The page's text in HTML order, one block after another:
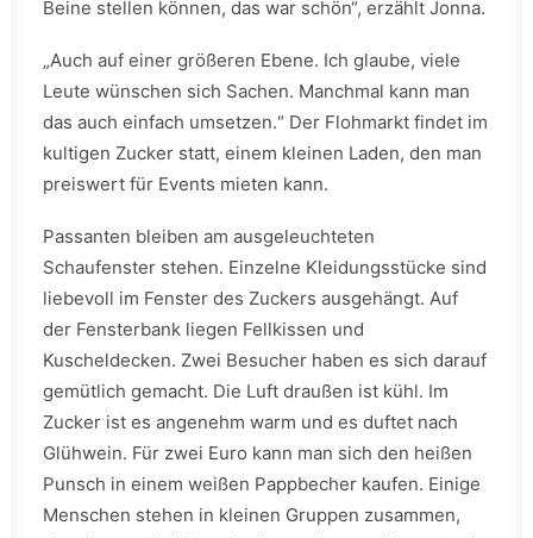
Beine stellen können, das war schön“, erzählt Jonna.
„Auch auf einer größeren Ebene. Ich glaube, viele
Leute wünschen sich Sachen. Manchmal kann man
das auch einfach umsetzen.“ Der Flohmarkt findet im
kultigen Zucker statt, einem kleinen Laden, den man
preiswert für Events mieten kann.
Passanten bleiben am ausgeleuchteten
Schaufenster stehen. Einzelne Kleidungsstücke sind
liebevoll im Fenster des Zuckers ausgehängt. Auf
der Fensterbank liegen Fellkissen und
Kuscheldecken. Zwei Besucher haben es sich darauf
gemütlich gemacht. Die Luft draußen ist kühl. Im
Zucker ist es angenehm warm und es duftet nach
Glühwein. Für zwei Euro kann man sich den heißen
Punsch in einem weißen Pappbecher kaufen. Einige
Menschen stehen in kleinen Gruppen zusammen,